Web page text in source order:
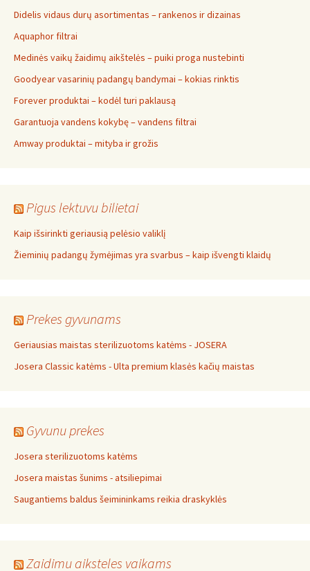
Didelis vidaus durų asortimentas – rankenos ir dizainas
Aquaphor filtrai
Medinės vaikų žaidimų aikštelės – puiki proga nustebinti
Goodyear vasarinių padangų bandymai – kokias rinktis
Forever produktai – kodėl turi paklausą
Garantuoja vandens kokybę – vandens filtrai
Amway produktai – mityba ir grožis
Pigus lektuvu bilietai
Kaip išsirinkti geriausią pelėsio valiklį
Žieminių padangų žymėjimas yra svarbus – kaip išvengti klaidų
Prekes gyvunams
Geriausias maistas sterilizuotoms katėms - JOSERA
Josera Classic katėms - Ulta premium klasės kačių maistas
Gyvunu prekes
Josera sterilizuotoms katėms
Josera maistas šunims - atsiliepimai
Saugantiems baldus šeimininkams reikia draskyklės
Zaidimu aiksteles vaikams